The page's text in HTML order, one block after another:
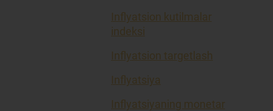
Inflyatsion kutilmalar
indeksi
Inflyatsion targetlash
Inflyatsiya
Inflyatsiyaning monetar